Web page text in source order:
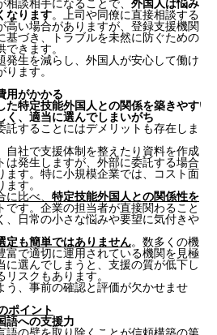
談相手になることで、 外国人は悩み
なります。上司や同僚に直接相談する
高い場合がありますが、登録支援機関
基づき、トラブルを未然に防ぐための
きます。
発生を減らし、外国人が安心して働け
ます。
用がかかる
特定技能外国人との関係を築きやすい
く、適当に選んでしまいがち
託することにはデメリットも存在しま
自社で支援体制を整えたり資料を作成
は発生しますが、外部に委託する場合
ます。特に小規模企業では、コスト面
す。
比べ、 特定技能外国人との関係性を
です。企業の担当者が直接関わること
、日常の小さな悩みや要望に気付きや
定も簡単ではありません。数多くの機
富で適切に運用されている機関を見極
に選んでしまうと、支援の質が低下し
スクもあります。
う、事前の確認と評価が欠かせませ
ポイント
語への支援力